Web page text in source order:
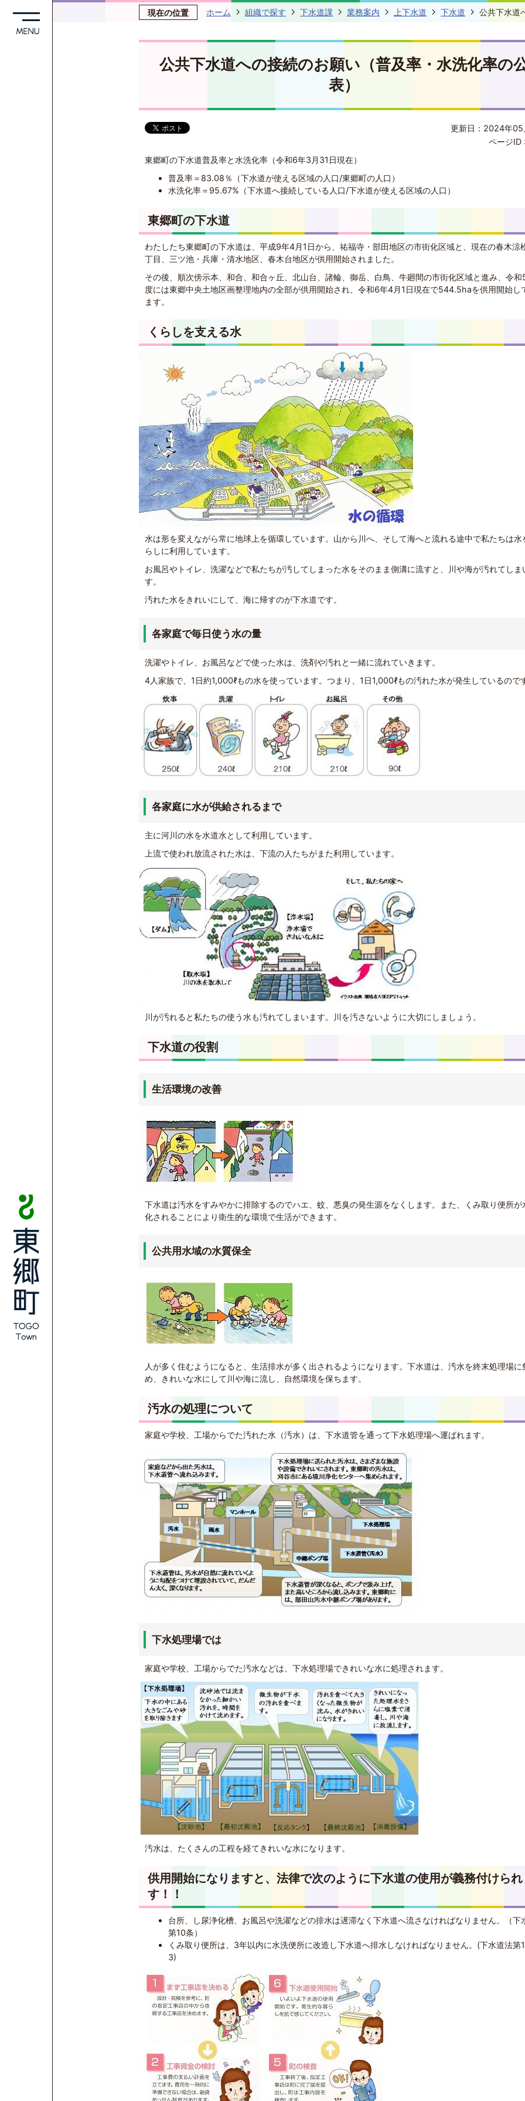
現在の位置 ホーム 組織で探す 下水道課 業務案内 上下水道 下水道 公共下水道
公共下水道への接続のお願い（普及率・水洗化率の
表）
更新日：2024年05
ページ
東郷町の下水道普及率と水洗化率（令和6年3月31日現在）
普及率＝83.08％（下水道が使える区域の人口/東郷町の人口）
水洗化率＝95.67%（下水道へ接続している人口/下水道が使える区域の人口）
東郷町の下水道
わたしたち東郷町の下水道は、平成9年4月1日から、祐福寺・部田地区の市街化区域と、現在の春木涼
丁目、三ツ池・兵庫・清水地区、春木台地区が供用開始されました。
その後、順次傍示本、和合、和合ヶ丘、北山台、諸輪、御岳、白鳥、牛廻間の市街化区域と進み、令和
度には東郷中央土地区画整理地内の全部が供用開始され、令和6年4月1日現在で544.5haを供用開始し
ます。
くらしを支える水
水は形を変えながら常に地球上を循環しています。山から川へ、そして海へと流れる途中で私たちは水
らしに利用しています。
お風呂やトイレ、洗濯などで私たちが汚してしまった水をそのまま側溝に流すと、川や海が汚れてしま
す。
汚れた水をきれいにして、海に帰すのが下水道です。
各家庭で毎日使う水の量
洗濯やトイレ、お風呂などで使った水は、洗剤や汚れと一緒に流れていきます。
4人家族で、1日約1,000ℓもの水を使っています。つまり、1日1,000ℓもの汚れた水が発生しているので
各家庭に水が供給されるまで
主に河川の水を水道水として利用しています。
上流で使われ放流された水は、下流の人たちがまた利用しています。
川が汚れると私たちの使う水も汚れてしまいます。川を汚さないように大切にしましょう。
下水道の役割
生活環境の改善
下水道は汚水をすみやかに排除するのでハエ、蚊、悪臭の発生源をなくします。また、くみ取り便所が
化されることにより衛生的な環境で生活ができます。
公共用水域の水質保全
人が多く住むようになると、生活排水が多く出されるようになります。下水道は、汚水を終末処理場に
め、きれいな水にして川や海に流し、自然環境を保ちます。
汚水の処理について
家庭や学校、工場からでた汚れた水（汚水）は、下水道管を通って下水処理場へ運ばれます。
下水処理場では
家庭や学校、工場からでた汚水などは、下水処理場できれいな水に処理されます。
汚水は、たくさんの工程を経てきれいな水になります。
供用開始になりますと、法律で次のように下水道の使用が義務付けら
す！！
台所、し尿浄化槽、お風呂や洗濯などの排水は遅滞なく下水道へ流さなければなりません。（下
第10条）
くみ取り便所は、3年以内に水洗便所に改造し下水道へ排水しなければなりません。(下水道法第
3)